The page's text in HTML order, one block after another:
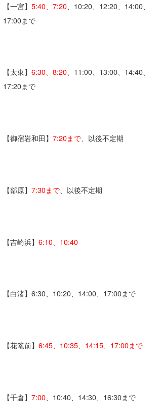
【一宮】5:40、7:20 、10:20、12:20、14:00、
17:00まで
【太東】6:30、8:20、11:00、13:00、14:40、
17:20まで
【御宿岩和田】7:20まで、以後不定期
【部原】7:30まで 、以後不定期
【吉崎浜】6:10、10:40
【白渚】6:30、10:20、14:00、17:00まで
【花篭前】6:45、10:35、14:15、17:00まで
【千倉】7:00 、10:40、14:30、16:30まで